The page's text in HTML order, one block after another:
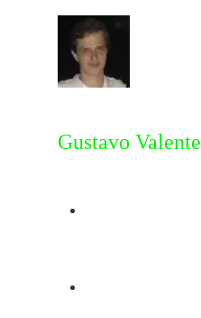
Gustavo Valente